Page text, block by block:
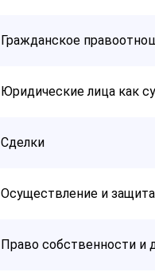
Гражданское
Юридические лица как
Сделки
Осуществление и
Право собственности и